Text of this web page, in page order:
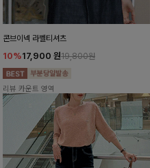
콘브이넥 라벨티셔츠
10%17,900 원19,800원
리뷰 카운트 영역